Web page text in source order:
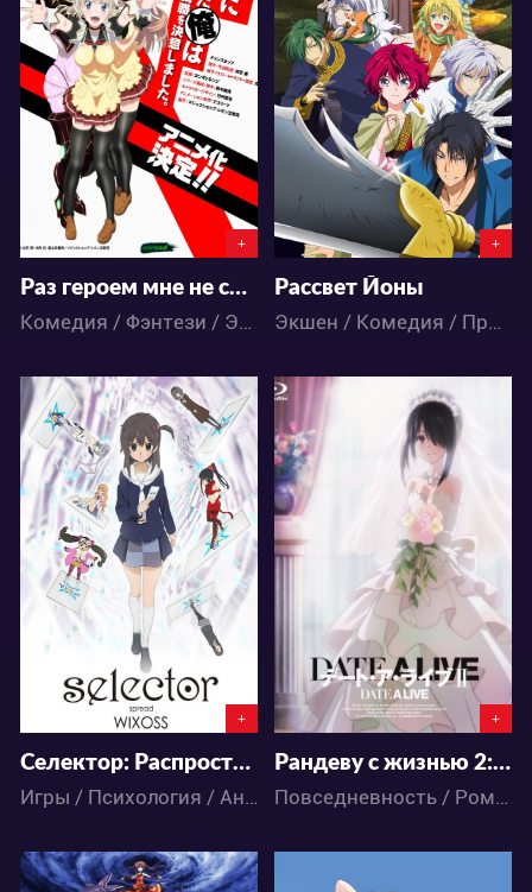
4896
0 2
+
Раз героем мне не стать – самое время работу искать! OVA
Комедия / Фэнтези / Этти / Аниме
7713
2 10
+
Рассвет Йоны
Экшен / Комедия / Приключения / Романтика / Сёдзё / Фэнтези / Аниме
3679
0
+
Селектор: Распространение «WIXOSS»
Игры / Психология / Аниме
4936
2 270
+
Рандеву с жизнью 2: Куруми на фестивале звёзд
Повседневность / Романтика / Аниме